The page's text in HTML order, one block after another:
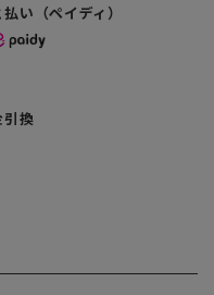
払い（ペイディ）
引換